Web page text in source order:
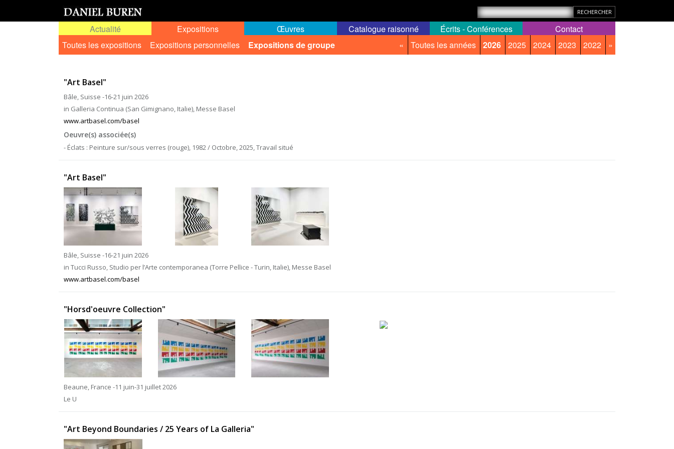
Actualité
Expositions
Toutes les expositions
Expositions personnelles Expositions de groupe « Toutes les années 2026 2025 2024 2023 2022 »
Œuvres Catalogue raisonné Écrits - Conférences Contact
"Art Basel"
Bâle, Suisse -16-21 juin 2026
in Galleria Continua (San Gimignano, Italie), Messe Basel
www.artbasel.com/basel
Oeuvre(s) associée(s)
- Éclats : Peinture sur/sous verres (rouge), 1982 / Octobre, 2025, Travail situé
"Art Basel"
Bâle, Suisse -16-21 juin 2026
in Tucci Russo, Studio per l’Arte contemporanea (Torre Pellice - Turin, Italie), Messe Basel
www.artbasel.com/basel
"Horsd'oeuvre Collection"
Beaune, France -11 juin-31 juillet 2026
Le U
"Art Beyond Boundaries / 25 Years of La Galleria"